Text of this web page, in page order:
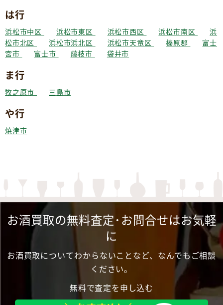
は行
浜松市中区 浜松市東区 浜松市西区 浜松市南区
浜
松市北区
浜松市浜北区 浜松市天竜区 榛原郡
富士
宮市
富士市 藤枝市 袋井市
ま行
牧之原市 三島市
や行
焼津市
お酒買取の無料査定･お問合せはお気軽
に
お酒買取についてわからないことなど、なんでもご相談
ください。
無料で査定を申し込む